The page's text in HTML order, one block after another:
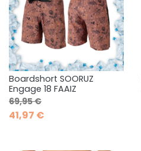
Boardshort SOORUZ
Engage 18 FAAIZ
Prix de base
69,95 €Prix
41,97 €